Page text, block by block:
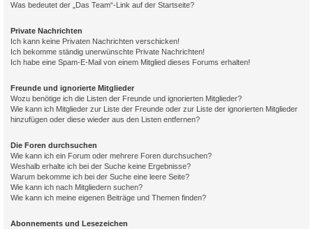
Was bedeutet der „Das Team“-Link auf der Startseite?
Private Nachrichten
Ich kann keine Privaten Nachrichten verschicken!
Ich bekomme ständig unerwünschte Private Nachrichten!
Ich habe eine Spam-E-Mail von einem Mitglied dieses Forums erhalten!
Freunde und ignorierte Mitglieder
Wozu benötige ich die Listen der Freunde und ignorierten Mitglieder?
Wie kann ich Mitglieder zur Liste der Freunde oder zur Liste der ignorierten Mitglieder
hinzufügen oder diese wieder aus den Listen entfernen?
Die Foren durchsuchen
Wie kann ich ein Forum oder mehrere Foren durchsuchen?
Weshalb erhalte ich bei der Suche keine Ergebnisse?
Warum bekomme ich bei der Suche eine leere Seite?
Wie kann ich nach Mitgliedern suchen?
Wie kann ich meine eigenen Beiträge und Themen finden?
Abonnements und Lesezeichen